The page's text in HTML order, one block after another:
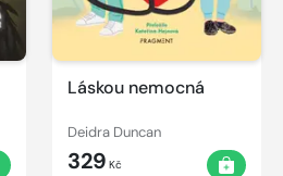
Láskou nemocná
Deidra Duncan
329 Kč